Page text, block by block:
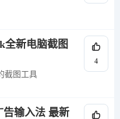
全新电脑截图
截图工具
4
告输入法 最新